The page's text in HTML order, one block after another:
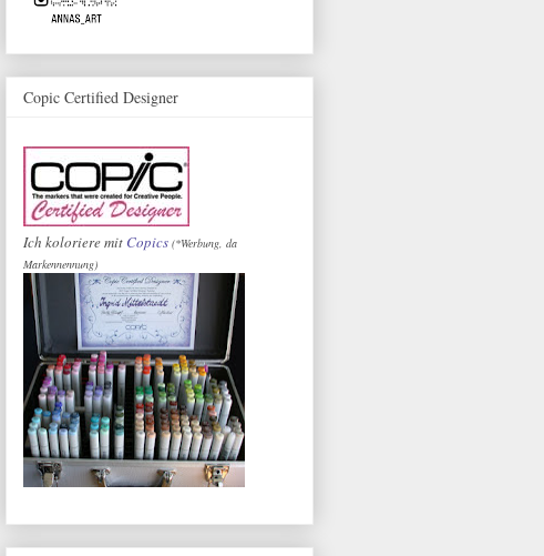
Copic Certified Designer
Ich koloriere mit Copics (*Werbung, da
Markennennung)